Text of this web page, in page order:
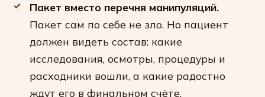
Пакет вместо перечня манипуляций.
Пакет сам по себе не зло. Но пациент
должен видеть состав: какие
исследования, осмотры, процедуры и
расходники вошли, а какие радостно
ждут его в финальном счёте.